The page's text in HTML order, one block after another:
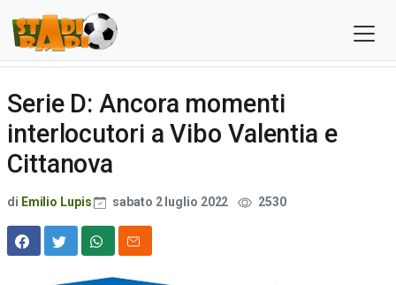
Serie D: Ancora momenti
interlocutori a Vibo Valentia e
Cittanova
di Emilio Lupis sabato 2 luglio 2022 2530